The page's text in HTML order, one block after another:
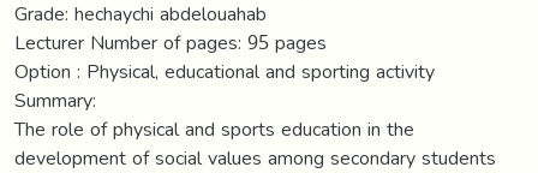
Grade: hechaychi abdelouahab
Lecturer Number of pages: 95 pages
Option : Physical, educational and sporting activity
Summary:
The role of physical and sports education in the
development of social values among secondary students